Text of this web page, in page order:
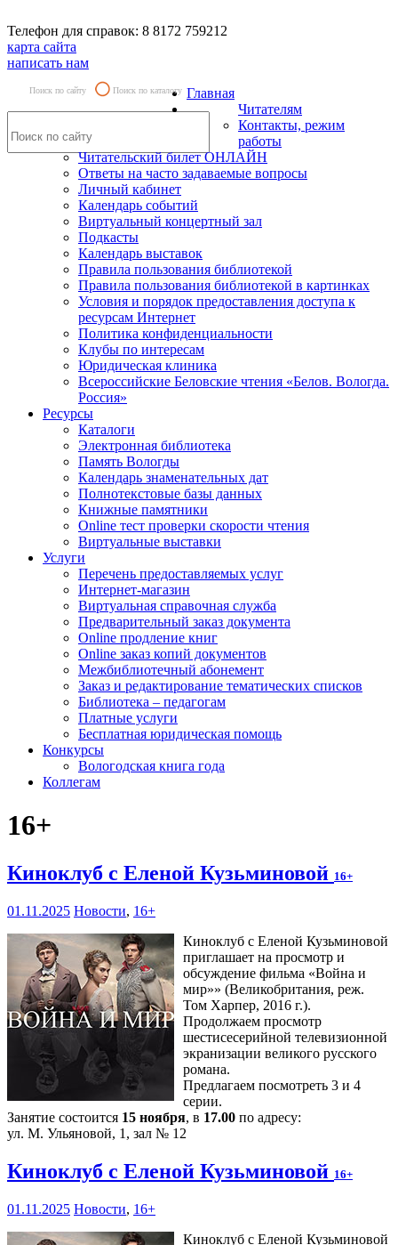
Телефон для справок: 8 8172 759212
карта сайта
написать нам
Поиск по сайту Поиск по каталогу Главная
Читателям
Контакты, режим
работы
Читательский билет ОНЛАЙН
Ответы на часто задаваемые вопросы
Личный кабинет
Календарь событий
Виртуальный концертный зал
Подкасты
Календарь выставок
Правила пользования библиотекой
Правила пользования библиотекой в картинках
Условия и порядок предоставления доступа к
ресурсам Интернет
Политика конфиденциальности
Клубы по интересам
Юридическая клиника
Всероссийские Беловские чтения «Белов. Вологда.
Россия»
Ресурсы
Каталоги
Электронная библиотека
Память Вологды
Календарь знаменательных дат
Полнотекстовые базы данных
Книжные памятники
Online тест проверки скорости чтения
Виртуальные выставки
Услуги
Перечень предоставляемых услуг
Интернет-магазин
Виртуальная справочная служба
Предварительный заказ документа
Online продление книг
Online заказ копий документов
Межбиблиотечный абонемент
Заказ и редактирование тематических списков
Библиотека – педагогам
Платные услуги
Бесплатная юридическая помощь
Конкурсы
Вологодская книга года
Коллегам
16+
Киноклуб с Еленой Кузьминовой 16+
01.11.2025 Новости, 16+
Киноклуб с Еленой Кузьминовой
приглашает на просмотр и
обсуждение фильма «Война и
мир»» (Великобритания, реж.
Том Харпер, 2016 г.).
Продолжаем просмотр
шестисесерийной телевизионной
экранизации великого русского
романа.
Предлагаем посмотреть 3 и 4
серии.
Занятие состоится 15 ноября, в 17.00 по адресу:
ул. М. Ульяновой, 1, зал № 12
Киноклуб с Еленой Кузьминовой 16+
01.11.2025 Новости, 16+
Киноклуб с Еленой Кузьминовой